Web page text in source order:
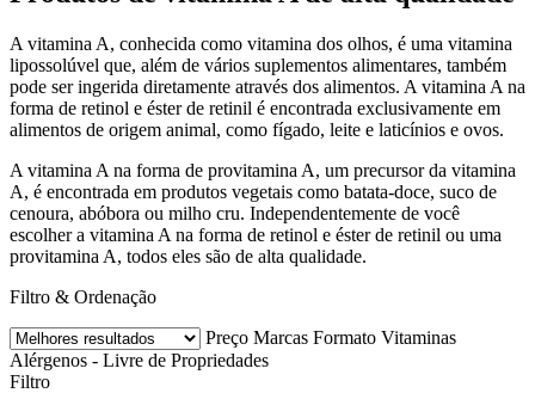
A vitamina A, conhecida como vitamina dos olhos, é uma vitamina
lipossolúvel que, além de vários suplementos alimentares, também
pode ser ingerida diretamente através dos alimentos. A vitamina A na
forma de retinol e éster de retinil é encontrada exclusivamente em
alimentos de origem animal, como fígado, leite e laticínios e ovos.
A vitamina A na forma de provitamina A, um precursor da vitamina
A, é encontrada em produtos vegetais como batata-doce, suco de
cenoura, abóbora ou milho cru. Independentemente de você
escolher a vitamina A na forma de retinol e éster de retinil ou uma
provitamina A, todos eles são de alta qualidade.
Filtro & Ordenação
Preço Marcas Formato Vitaminas
Alérgenos - Livre de Propriedades
Filtro